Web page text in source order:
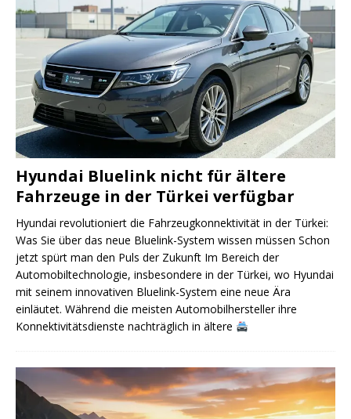
Hyundai Bluelink nicht für ältere
Fahrzeuge in der Türkei verfügbar
Hyundai revolutioniert die Fahrzeugkonnektivität in der Türkei:
Was Sie über das neue Bluelink-System wissen müssen Schon
jetzt spürt man den Puls der Zukunft Im Bereich der
Automobiltechnologie, insbesondere in der Türkei, wo Hyundai
mit seinem innovativen Bluelink-System eine neue Ära
einläutet. Während die meisten Automobilhersteller ihre
Konnektivitätsdienste nachträglich in ältere